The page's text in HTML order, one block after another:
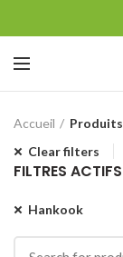
Accueil
Produits
Clear filters
FILTRES ACTIFS
Hankook